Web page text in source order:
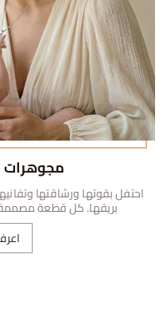
مجوهرات
احتفل بقوتها ورشاقتها
بريقها. كل قطعة